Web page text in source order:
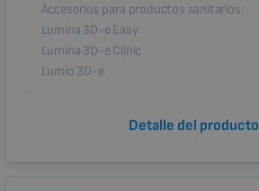
Accesorios para productos sanitarios:
Lumina 3D-e Easy
Lumina 3D-e Clinic
Lumio 3D-e
Detalle del producto